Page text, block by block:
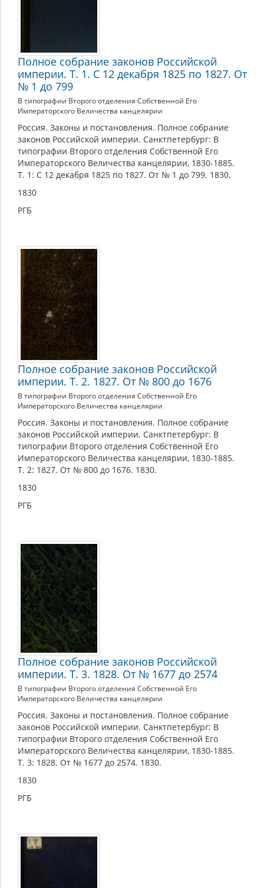
1825
г.
по
28
февраля
1881
г.)
Полное собрание законов Российской
империи. Т. 1. С 12 декабря 1825 по 1827. От
№ 1 до 799
В типографии Второго отделения Собственной Его
Императорского Величества канцелярии
Россия. Законы и постановления. Полное собрание
законов Российской империи. Санктпетербург: В
типографии Второго отделения Собственной Его
Императорского Величества канцелярии, 1830-1885.
Т. 1: С 12 декабря 1825 по 1827. От № 1 до 799. 1830.
1830
РГБ
Полное собрание законов Российской
империи. Т. 2. 1827. От № 800 до 1676
В типографии Второго отделения Собственной Его
Императорского Величества канцелярии
Россия. Законы и постановления. Полное собрание
законов Российской империи. Санктпетербург: В
типографии Второго отделения Собственной Его
Императорского Величества канцелярии, 1830-1885.
Т. 2: 1827. От № 800 до 1676. 1830.
1830
РГБ
Полное собрание законов Российской
империи. Т. 3. 1828. От № 1677 до 2574
В типографии Второго отделения Собственной Его
Императорского Величества канцелярии
Россия. Законы и постановления. Полное собрание
законов Российской империи. Санктпетербург: В
типографии Второго отделения Собственной Его
Императорского Величества канцелярии, 1830-1885.
Т. 3: 1828. От № 1677 до 2574. 1830.
1830
РГБ